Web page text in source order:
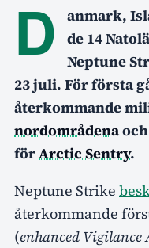
D
anmark,
de 14
Neptune
23 juli. För första
återkommande
nordområdenaoch
förArctic Sentry.
Neptune Strike
återkommande
(enhanced Vigilance